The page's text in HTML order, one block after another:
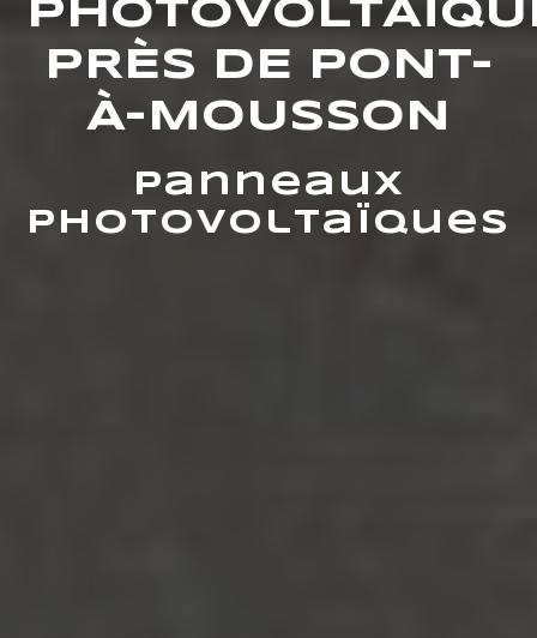
PRÈS DE PONT-
À-MOUSSON
Panneaux
photovoltaïques